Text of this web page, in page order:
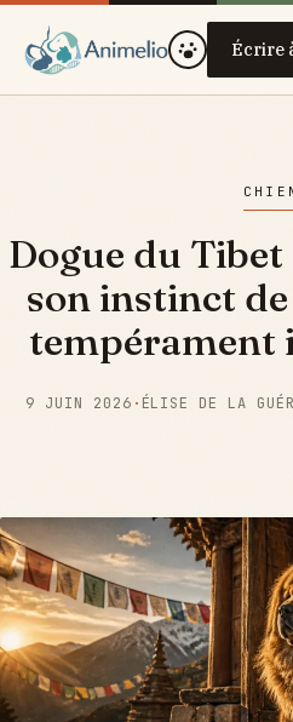
Écrire
Dogue du
son instinct
tempérament
9 JUIN 2026 · ÉLISE DE LA